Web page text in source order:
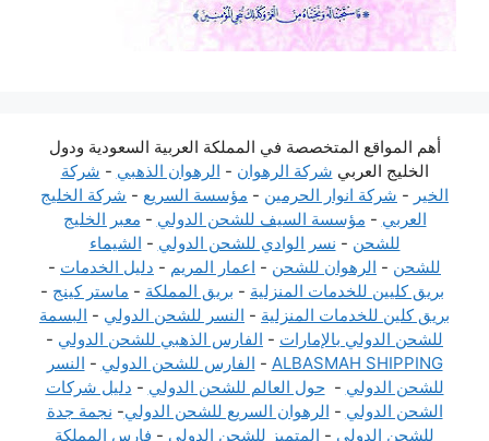
أهم المواقع المتخصصة في المملكة العربية السعودية ودول
الخليج العربي شركة الرهوان - الرهوان الذهبي - شركة
الخير - شركة انوار الحرمين - مؤسسة السريع - شركة الخليج
العربي - مؤسسة السيف للشحن الدولي - معبر الخليج
للشحن - نسر الوادي للشحن الدولي - الشيماء
للشحن - الرهوان للشحن - اعمار المريم - دليل الخدمات -
بريق كليين للخدمات المنزلية - بريق المملكة - ماستر كينج -
بريق كلين للخدمات المنزلية - النسر للشحن الدولي - البسمة
للشحن الدولي بالإمارات - الفارس الذهبي للشحن الدولي -
ALBASMAH SHIPPING
- الفارس للشحن الدولي - النسر
للشحن الدولي -حول العالم للشحن الدولي - دليل شركات
الشحن الدولي - الرهوان السريع للشحن الدولي- نجمة جدة
للشحن الدولي - المتميز للشحن الدولي - فارس المملكة